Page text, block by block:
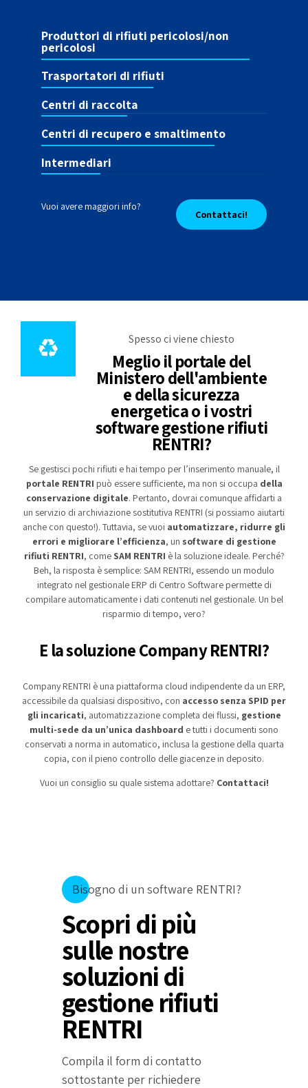
Produttori di rifiuti pericolosi/non
pericolosi
Trasportatori di rifiuti
Centri di raccolta
Centri di recupero e smaltimento
Intermediari
Contattaci!
Vuoi avere maggiori info?
Spesso ci viene chiesto
Meglio il portale del
Ministero dell'ambiente
e della sicurezza
energetica o i vostri
software gestione rifiuti
RENTRI?
Se gestisci pochi rifiuti e hai tempo per l’inserimento manuale, il
portale RENTRI può essere sufficiente, ma non si occupa della
conservazione digitale. Pertanto, dovrai comunque affidarti a
un servizio di archiviazione sostitutiva RENTRI (si possiamo aiutarti
anche con questo!). Tuttavia, se vuoi automatizzare, ridurre gli
errori e migliorare l’efficienza, un software di gestione
rifiuti RENTRI, come SAM RENTRI è la soluzione ideale. Perché?
Beh, la risposta è semplice: SAM RENTRI, essendo un modulo
integrato nel gestionale ERP di Centro Software permette di
compilare automaticamente i dati contenuti nel gestionale. Un bel
risparmio di tempo, vero?
E la soluzione Company RENTRI?
Company RENTRI è una piattaforma cloud indipendente da un ERP,
accessibile da qualsiasi dispositivo, con accesso senza SPID per
gli incaricati, automatizzazione completa dei flussi, gestione
multi-sede da un’unica dashboard e tutti i documenti sono
conservati a norma in automatico, inclusa la gestione della quarta
copia, con il pieno controllo delle giacenze in deposito.
Vuoi un consiglio su quale sistema adottare? Contattaci!
Bisogno di un software RENTRI?
Scopri di più
sulle nostre
soluzioni di
gestione rifiuti
RENTRI
Compila il form di contatto
sottostante per richiedere